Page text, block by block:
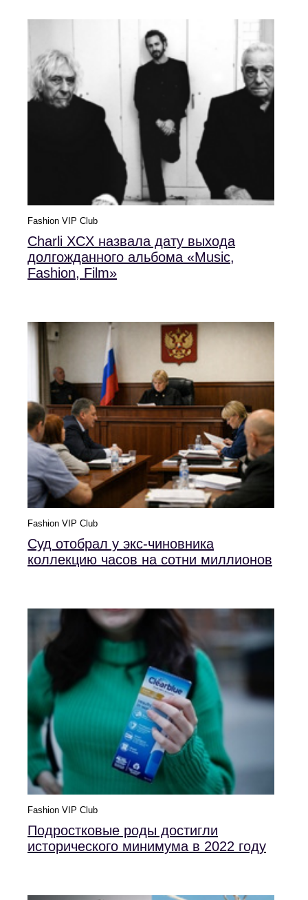
Fashion VIP Club
Charli XCX назвала дату выхода
долгожданного альбома «Music,
Fashion, Film»
Fashion VIP Club
Суд отобрал у экс-чиновника
коллекцию часов на сотни миллионов
Fashion VIP Club
Подростковые роды достигли
исторического минимума в 2022 году